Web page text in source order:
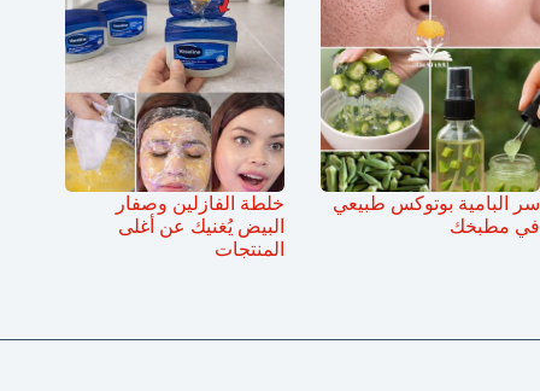
سر البامية بوتوكس طبيعي
في مطبخك
خلطة الفازلين وصفار
البيض يُغنيك عن أغلى
المنتجات